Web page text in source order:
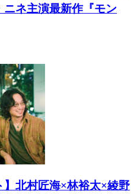
ネ主演最新作『モン
】北村匠海×林裕太×綾野